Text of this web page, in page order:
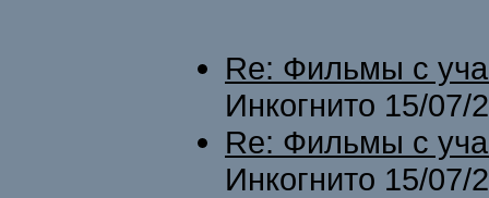
Re: Фильмы с
Инкогнито 15/07/
Re: Фильмы с
Инкогнито 15/07/